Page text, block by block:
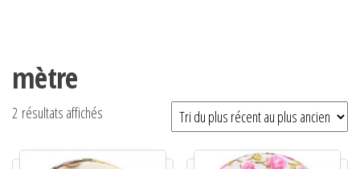
mètre
2 résultats affichés Trié du plus récent au plus ancien